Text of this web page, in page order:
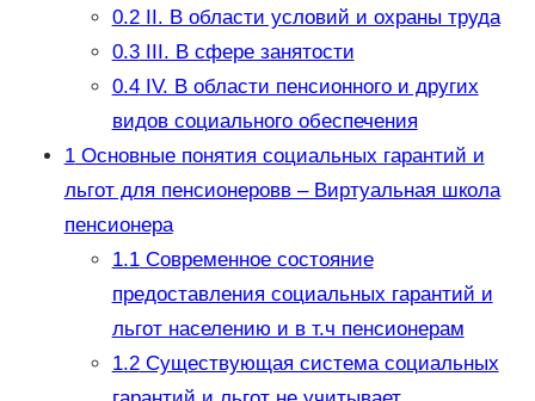
0.2II. В области условий и охраны труда
0.3III. В сфере занятости
0.4IV. В области пенсионного и других
видов социального обеспечения
1Основные понятия социальных гарантий и
льгот для пенсионеровв – Виртуальная школа
пенсионера
1.1Современное состояние
предоставления социальных гарантий и
льгот населению и в т.ч пенсионерам
1.2Существующая система социальных